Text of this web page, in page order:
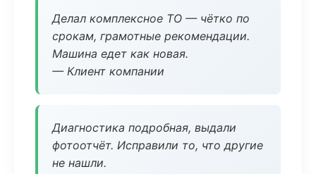
Делал комплексное ТО — чётко по
срокам, грамотные рекомендации.
Машина едет как новая.
— Клиент компании
Диагностика подробная, выдали
фотоотчёт. Исправили то, что другие
не нашли.